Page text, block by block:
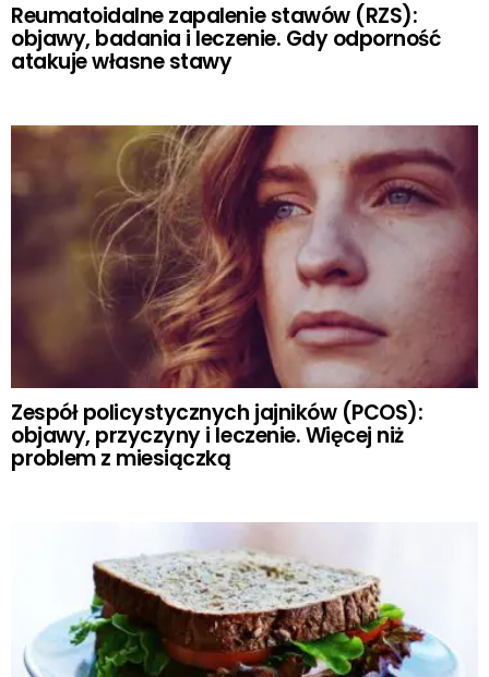
Reumatoidalne zapalenie stawów (RZS):
objawy, badania i leczenie. Gdy odporność
atakuje własne stawy
Zespół policystycznych jajników (PCOS):
objawy, przyczyny i leczenie. Więcej niż
problem z miesiączką